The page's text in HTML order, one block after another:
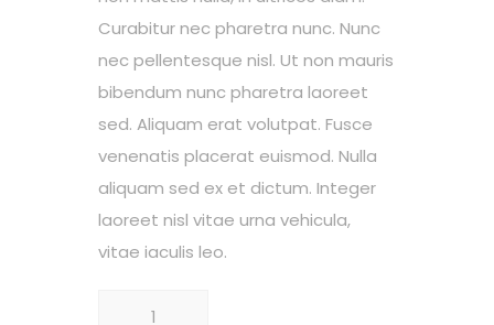
Curabitur nec pharetra nunc. Nunc
nec pellentesque nisl. Ut non mauris
bibendum nunc pharetra laoreet
sed. Aliquam erat volutpat. Fusce
venenatis placerat euismod. Nulla
aliquam sed ex et dictum. Integer
laoreet nisl vitae urna vehicula,
vitae iaculis leo.